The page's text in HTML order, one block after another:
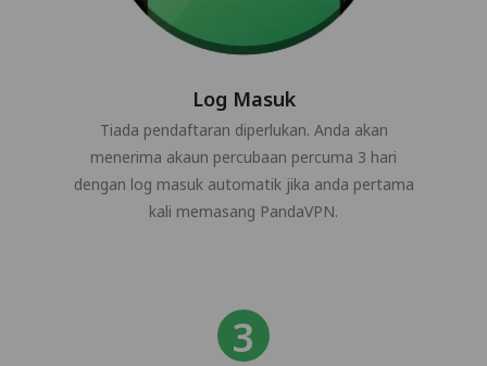
Log Masuk
Tiada pendaftaran diperlukan. Anda akan
menerima akaun percubaan percuma 3 hari
dengan log masuk automatik jika anda pertama
kali memasang PandaVPN.